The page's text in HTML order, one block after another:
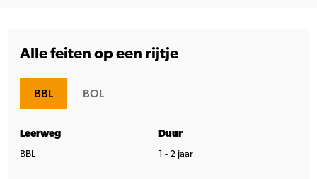
Alle feiten op een rijtje
BBL BOL
Leerweg
BBL
Duur
1 - 2 jaar